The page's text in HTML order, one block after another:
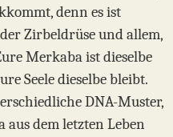
denn es ist
Zirbeldrüse und allem,
Merkaba ist dieselbe
Seele dieselbe bleibt.
DNA-Muster,
aus dem letzten Leben